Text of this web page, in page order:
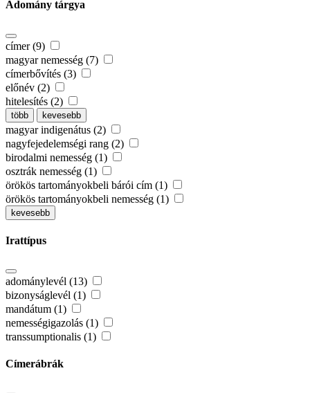
Adomány tárgya
címer (9)
magyar nemesség (7)
címerbővítés (3)
előnév (2)
hitelesítés (2)
több kevesebb
magyar indigenátus (2)
nagyfejedelemségi rang (2)
birodalmi nemesség (1)
osztrák nemesség (1)
örökös tartományokbeli bárói cím (1)
örökös tartományokbeli nemesség (1)
kevesebb
Irattípus
adománylevél (13)
bizonyságlevél (1)
mandátum (1)
nemességigazolás (1)
transsumptionalis (1)
Címerábrák